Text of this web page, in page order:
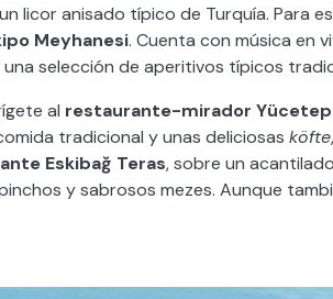
licor anisado típico de Turquía. Para
Meyhanesi. Cuenta con música en
selección de aperitivos típicos
al restaurante-mirador
tradicional y unas deliciosas köfte
Eskibağ Teras, sobre un
y sabrosos mezes. Aunque